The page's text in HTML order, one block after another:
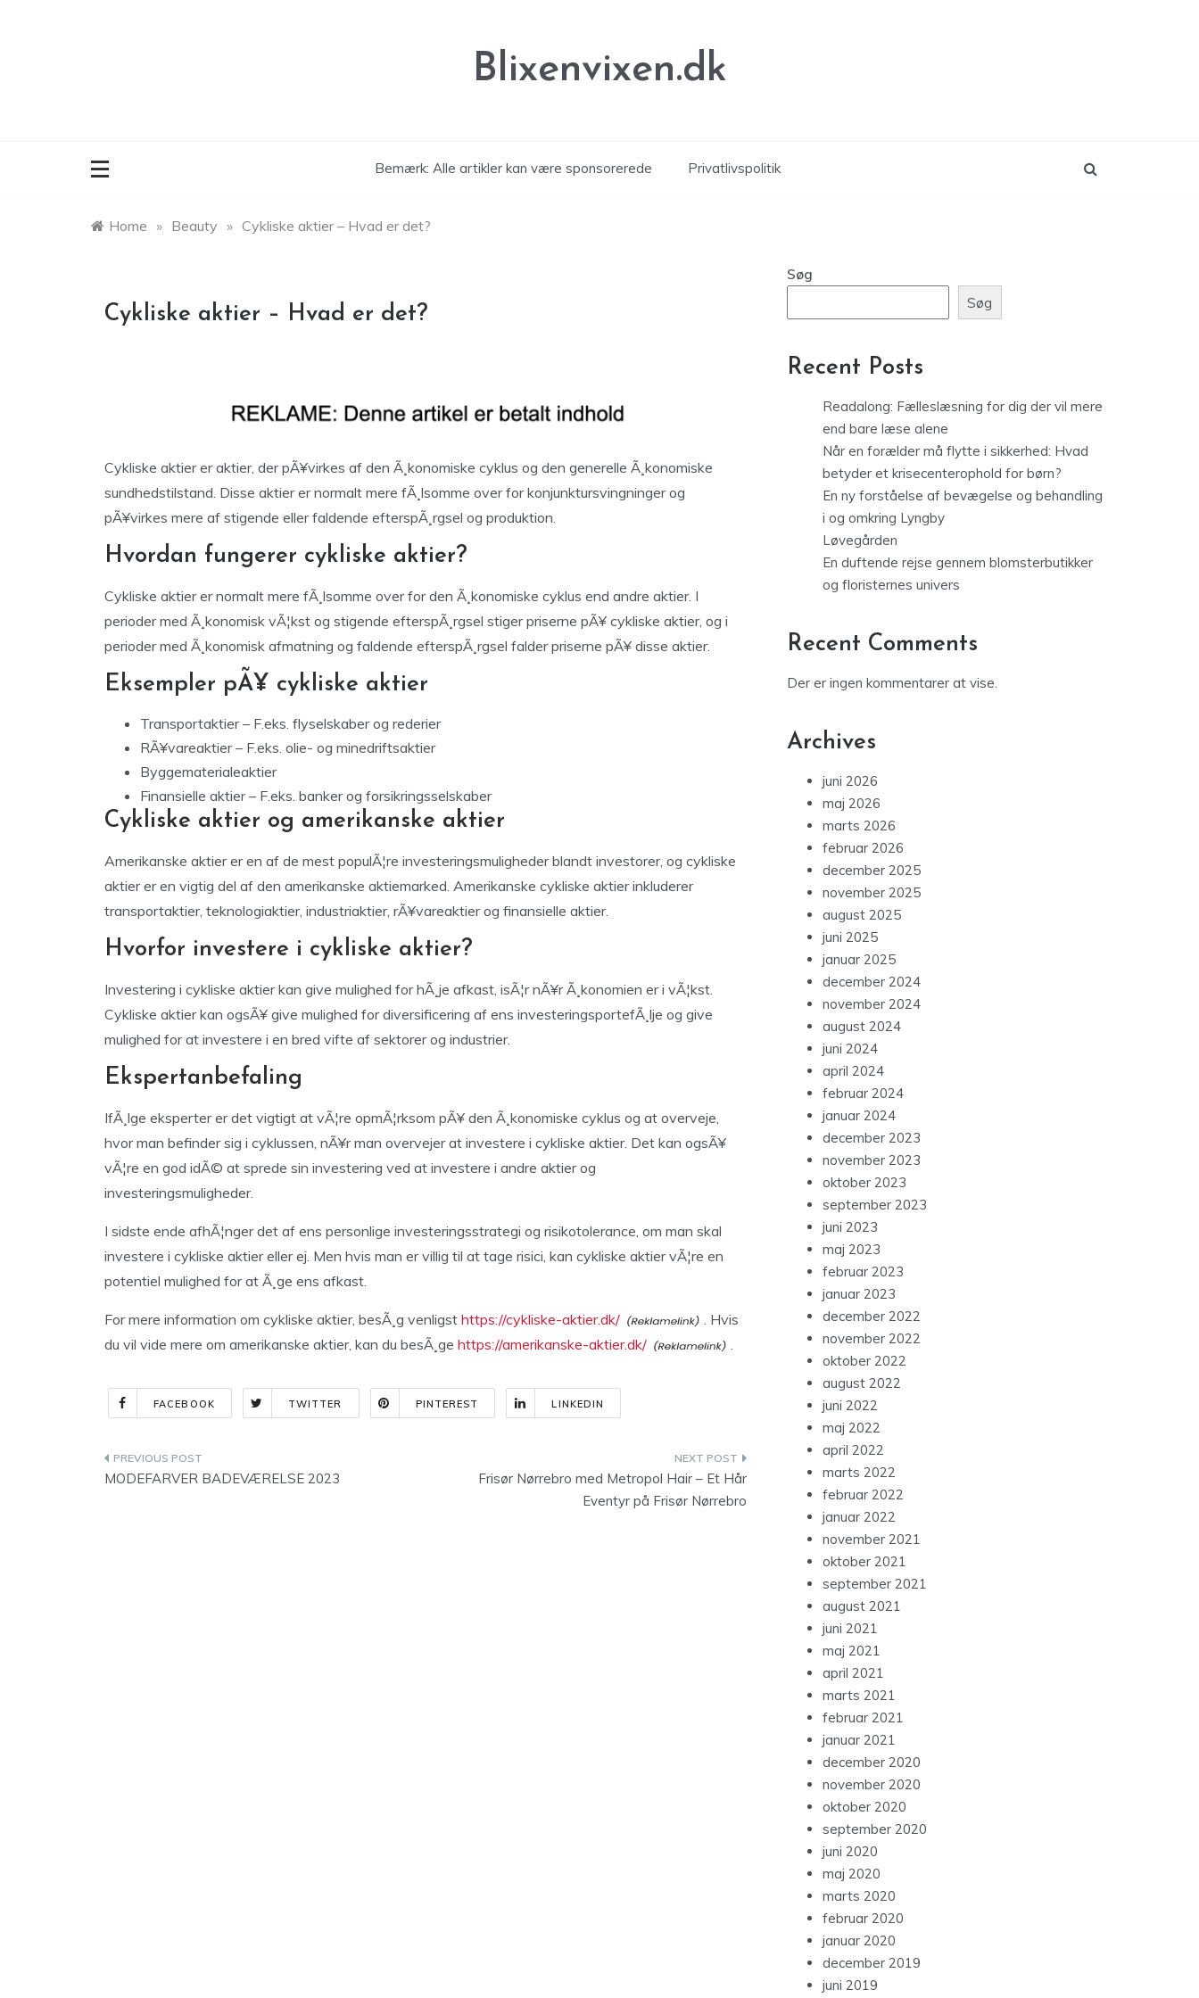
Blixenvixen.dk
Bemærk: Alle artikler kan være sponsorerede Privatlivspolitik
Home » Beauty » Cykliske aktier – Hvad er det?
Cykliske aktier – Hvad er det?
Cykliske aktier er aktier, der pÃ¥virkes af den Ã¸konomiske cyklus og den generelle Ã¸konomiske
sundhedstilstand. Disse aktier er normalt mere fÃ¸lsomme over for konjunktursvingninger og
pÃ¥virkes mere af stigende eller faldende efterspÃ¸rgsel og produktion.
Hvordan fungerer cykliske aktier?
Cykliske aktier er normalt mere fÃ¸lsomme over for den Ã¸konomiske cyklus end andre aktier. I
perioder med Ã¸konomisk vÃ¦kst og stigende efterspÃ¸rgsel stiger priserne pÃ¥ cykliske aktier, og i
perioder med Ã¸konomisk afmatning og faldende efterspÃ¸rgsel falder priserne pÃ¥ disse aktier.
Eksempler pÃ¥ cykliske aktier
Transportaktier – F.eks. flyselskaber og rederier
RÃ¥vareaktier – F.eks. olie- og minedriftsaktier
Byggematerialeaktier
Finansielle aktier – F.eks. banker og forsikringsselskaber
Cykliske aktier og amerikanske aktier
Amerikanske aktier er en af de mest populÃ¦re investeringsmuligheder blandt investorer, og cykliske
aktier er en vigtig del af den amerikanske aktiemarked. Amerikanske cykliske aktier inkluderer
transportaktier, teknologiaktier, industriaktier, rÃ¥vareaktier og finansielle aktier.
Hvorfor investere i cykliske aktier?
Investering i cykliske aktier kan give mulighed for hÃ¸je afkast, isÃ¦r nÃ¥r Ã¸konomien er i vÃ¦kst.
Cykliske aktier kan ogsÃ¥ give mulighed for diversificering af ens investeringsportefÃ¸lje og give
mulighed for at investere i en bred vifte af sektorer og industrier.
Ekspertanbefaling
IfÃ¸lge eksperter er det vigtigt at vÃ¦re opmÃ¦rksom pÃ¥ den Ã¸konomiske cyklus og at overveje,
hvor man befinder sig i cyklussen, nÃ¥r man overvejer at investere i cykliske aktier. Det kan ogsÃ¥
vÃ¦re en god idÃ© at sprede sin investering ved at investere i andre aktier og
investeringsmuligheder.
I sidste ende afhÃ¦nger det af ens personlige investeringsstrategi og risikotolerance, om man skal
investere i cykliske aktier eller ej. Men hvis man er villig til at tage risici, kan cykliske aktier vÃ¦re en
potentiel mulighed for at Ã¸ge ens afkast.
For mere information om cykliske aktier, besÃ¸g venligst https://cykliske-aktier.dk/
. Hvis
du vil vide mere om amerikanske aktier, kan du besÃ¸ge https://amerikanske-aktier.dk/ .
FACEBOOK TWITTER PINTEREST LINKEDIN
Indlægsnavigation
MODEFARVER BADEVÆRELSE 2023
Frisør Nørrebro med Metropol Hair – Et Hår
Eventyr på Frisør Nørrebro
Søg
Søg
Recent Posts
Readalong: Fælleslæsning for dig der vil mere
end bare læse alene
Når en forælder må flytte i sikkerhed: Hvad
betyder et krisecenterophold for børn?
En ny forståelse af bevægelse og behandling
i og omkring Lyngby
Løvegården
En duftende rejse gennem blomsterbutikker
og floristernes univers
Recent Comments
Der er ingen kommentarer at vise.
Archives
juni 2026
maj 2026
marts 2026
februar 2026
december 2025
november 2025
august 2025
juni 2025
januar 2025
december 2024
november 2024
august 2024
juni 2024
april 2024
februar 2024
januar 2024
december 2023
november 2023
oktober 2023
september 2023
juni 2023
maj 2023
februar 2023
januar 2023
december 2022
november 2022
oktober 2022
august 2022
juni 2022
maj 2022
april 2022
marts 2022
februar 2022
januar 2022
november 2021
oktober 2021
september 2021
august 2021
juni 2021
maj 2021
april 2021
marts 2021
februar 2021
januar 2021
december 2020
november 2020
oktober 2020
september 2020
juni 2020
maj 2020
marts 2020
februar 2020
januar 2020
december 2019
juni 2019